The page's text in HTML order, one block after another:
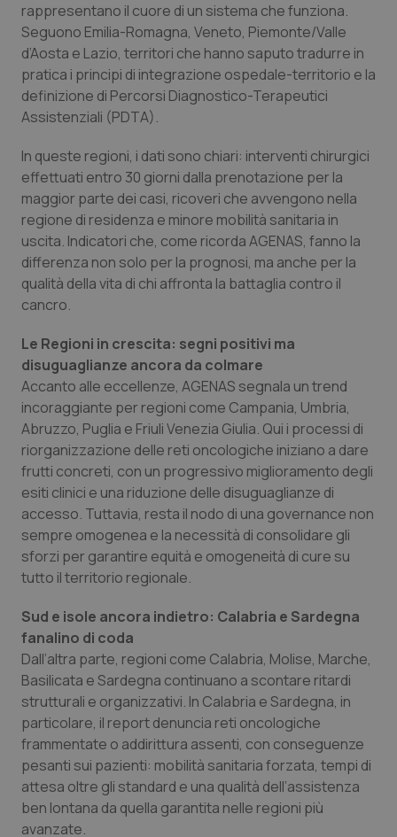
Molise
Piemonte
Provincia Autonoma di Bolzano
Provincia Autonoma di Trento
Puglia
Sardegna
Sicilia
Toscana
Umbria
Valle D’Aosta
Veneto
Epatiti
HIV
Infezioni & Febbre
Ipertensione & Scompenso
Malattie rare
Malattia di Crohn & Rettocolite Ulcerosa
Neuroscienze & patologie neurodegenerative
Obesità
Oftalmologia
Oncodermatologia
Oncoematologia
Oncologia & Nutrizione
Psoriasi & pelle
Quotidiano Cardiologia
Quotidiano Chirurgia
Quotidiano Oncologia
Quotidiano Pediatria
Rene & patologie urogenitali
rappresentano il cuore di un sistema che funziona.
Seguono Emilia-Romagna, Veneto, Piemonte/Valle
d’Aosta e Lazio, territori che hanno saputo tradurre in
pratica i principi di integrazione ospedale-territorio e la
definizione di Percorsi Diagnostico-Terapeutici
Assistenziali (PDTA).
In queste regioni, i dati sono chiari: interventi chirurgici
effettuati entro 30 giorni dalla prenotazione per la
maggior parte dei casi, ricoveri che avvengono nella
regione di residenza e minore mobilità sanitaria in
uscita. Indicatori che, come ricorda AGENAS, fanno la
differenza non solo per la prognosi, ma anche per la
qualità della vita di chi affronta la battaglia contro il
cancro.
Le Regioni in crescita: segni positivi ma
disuguaglianze ancora da colmare
Accanto alle eccellenze, AGENAS segnala un trend
incoraggiante per regioni come Campania, Umbria,
Abruzzo, Puglia e Friuli Venezia Giulia. Qui i processi di
riorganizzazione delle reti oncologiche iniziano a dare
frutti concreti, con un progressivo miglioramento degli
esiti clinici e una riduzione delle disuguaglianze di
accesso. Tuttavia, resta il nodo di una governance non
sempre omogenea e la necessità di consolidare gli
sforzi per garantire equità e omogeneità di cure su
tutto il territorio regionale.
Sud e isole ancora indietro: Calabria e Sardegna
fanalino di coda
Dall’altra parte, regioni come Calabria, Molise, Marche,
Basilicata e Sardegna continuano a scontare ritardi
strutturali e organizzativi. In Calabria e Sardegna, in
particolare, il report denuncia reti oncologiche
frammentate o addirittura assenti, con conseguenze
pesanti sui pazienti: mobilità sanitaria forzata, tempi di
attesa oltre gli standard e una qualità dell’assistenza
ben lontana da quella garantita nelle regioni più
avanzate.